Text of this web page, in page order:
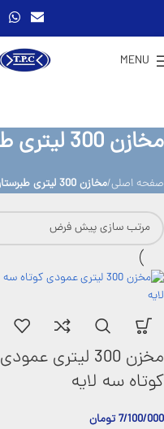
MENU
مخازن 300 لیتری طبرستان
صفحه اصلی مخازن 300 لیتری طبرستان
مخزن 300 لیتری عمودی
کوتاه سه لایه
7/100/000تومان